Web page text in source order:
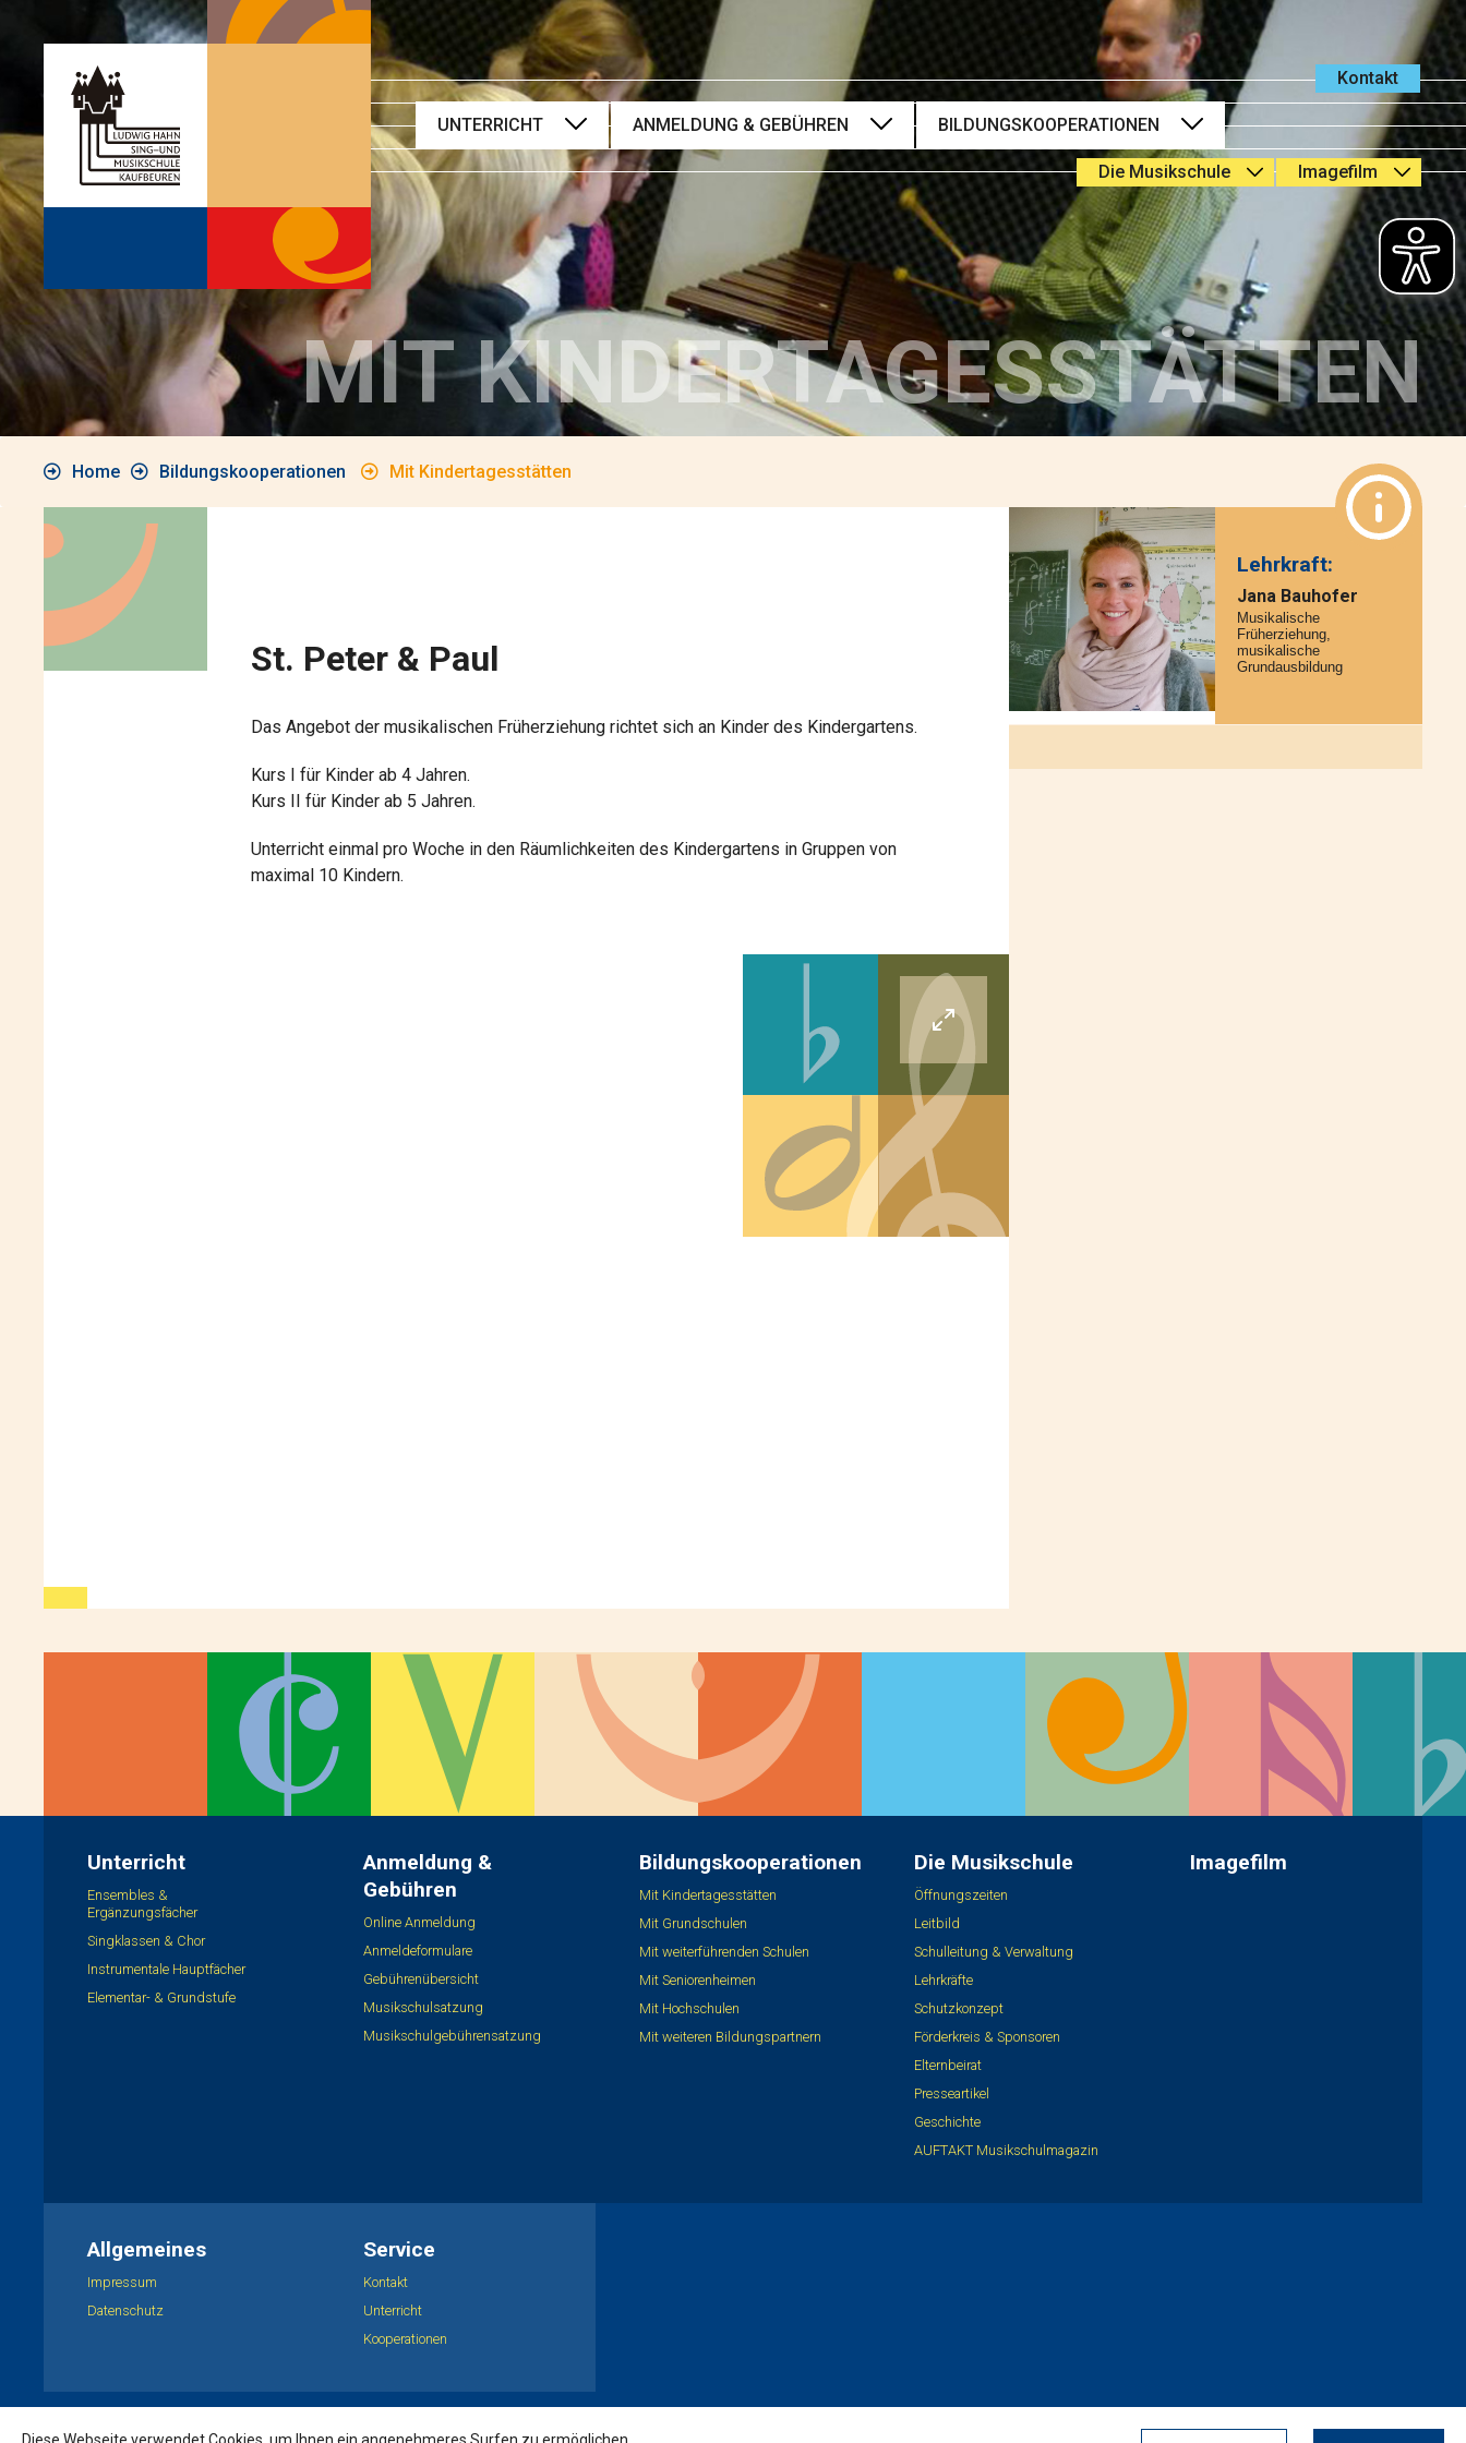
Kontakt
UNTERRICHT
Ensembles &
Ergänzungsfächer
Singklassen &
Chor
Instrumentale
Hauptfächer
Elementar- &
Grundstufe
ANMELDUNG & GEBÜHREN
Online Anmeldung
Anmeldeformulare
Gebührenübersicht
Musikschulsatzung
Musikschulgebührensatzung
BILDUNGSKOOPERATIONEN
Mit Kindertagesstätten
Mit Grundschulen
Mit weiterführenden Schulen
Mit Seniorenheimen
Mit Hochschulen
Mit weiteren Bildungspartnern
Die Musikschule
Öffnungszeiten
Leitbild
Schulleitung &
Verwaltung
Lehrkräfte
Schutzkonzept
Förderkreis &
Presseartikel
Geschichte
AUFTAKT
Musikschulmagazin
Imagefilm
MIT KINDERTAGESSTÄTTEN
Home Bildungskooperationen Mit Kindertagesstätten
St. Peter & Paul
Das Angebot der musikalischen Früherziehung richtet sich an Kinder des Kindergartens.
Kurs I für Kinder ab 4 Jahren.
Kurs II für Kinder ab 5 Jahren.
Unterricht einmal pro Woche in den Räumlichkeiten des Kindergartens in Gruppen von
maximal 10 Kindern.
Lehrkraft:
Jana Bauhofer
Musikalische
Früherziehung,
musikalische
Grundausbildung
Unterricht
Ensembles &
Ergänzungsfächer
Singklassen & Chor
Instrumentale Hauptfächer
Elementar- & Grundstufe
Anmeldung &
Gebühren
Online Anmeldung
Anmeldeformulare
Gebührenübersicht
Musikschulsatzung
Musikschulgebührensatzung
Bildungskooperationen
Mit Kindertagesstätten
Mit Grundschulen
Mit weiterführenden Schulen
Mit Seniorenheimen
Mit Hochschulen
Mit weiteren Bildungspartnern
Die Musikschule
Öffnungszeiten
Leitbild
Schulleitung & Verwaltung
Lehrkräfte
Schutzkonzept
Förderkreis & Sponsoren
Elternbeirat
Presseartikel
Geschichte
AUFTAKT Musikschulmagazin
Imagefilm
Allgemeines
Impressum
Datenschutz
Service
Kontakt
Unterricht
Kooperationen